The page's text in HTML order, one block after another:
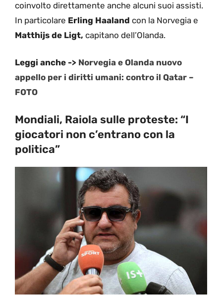
coinvolto direttamente anche alcuni suoi assisti.
In particolare Erling Haaland con la Norvegia e
Matthijs de Ligt, capitano dell’Olanda.
Leggi anche -> Norvegia e Olanda nuovo
appello per i diritti umani: contro il Qatar –
FOTO
Mondiali, Raiola sulle proteste: “I
giocatori non c’entrano con la
politica”